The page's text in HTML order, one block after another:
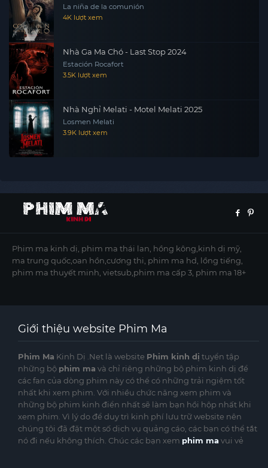
La niña de la comunión
4K lượt xem
Nhà Ga Ma Chó - Last Stop 2024
Estación Rocafort
3.5K lượt xem
Nhà Nghỉ Melati - Motel Melati 2025
Losmen Melati
3.9K lượt xem
Phim ma kinh dị, phim ma thái lan, hồng kông,kinh dị mỹ,
ma trung quốc,oan hồn,cương thi, phim ma hd, lồng tiếng,
phim ma thuyết minh, vietsub,phim ma cấp 3, phim ma 18+
Giới thiệu website Phim Ma
Phim Ma Kinh Dị .Net là website Phim kinh dị tuyển tập
những bộ phim ma và chỉ riêng những bộ phim kinh dị để
các fan của dòng phim này có thể có những trải ngiệm tốt
nhất khi xem phim. Với nhiều chức năng xem phim và
những bộ phim kinh điển nhất sẽ làm bạn hồi hộp nhất khi
xem phim. Vì lý do để duy trì kinh phí lưu trữ website nên
chúng tôi đã đặt một số dịch vụ quảng cáo, các bạn có thể tắt
nó đi nếu không thích. Chúc các bạn xem phim mavui vẻ